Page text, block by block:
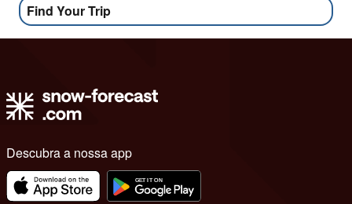
Find Your Trip
Descubra a nossa app